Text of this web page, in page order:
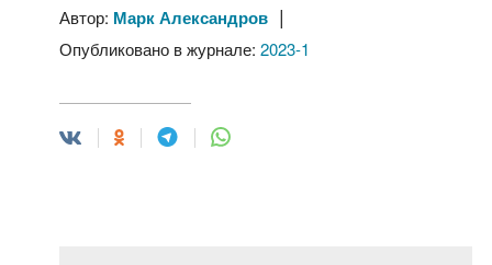
Автор: Марк Александров|
Опубликовано в журнале: 2023-1